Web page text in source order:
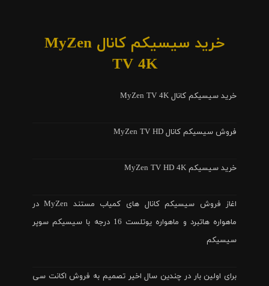
خرید سیسیکم کانال MyZen
TV 4K
خرید سیسیکم کانال MyZen TV 4K
فروش سیسیکم کانال MyZen TV HD
خرید سیسیکم MyZen TV HD 4K
اغاز فروش سیسیکم کانال های کمیاب مستند MyZen در
ماهواره هاتبرد و ماهواره یوتلست 16 درجه با سیسیکم سوپر
سیسیکم
برای اولین بار در چندین سال اخیر تصمیم به فروش اکانت سی